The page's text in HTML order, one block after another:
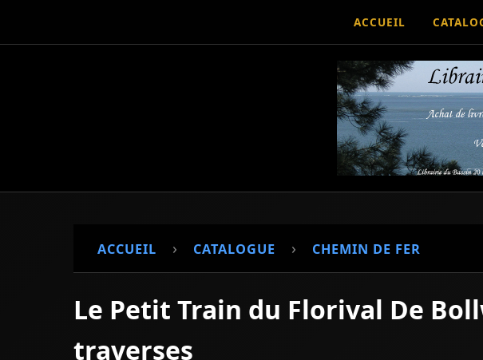
ACCUEIL
ACCUEIL › CATALOGUE › CHEMIN DE FER
Le Petit Train du Florival De
traverses